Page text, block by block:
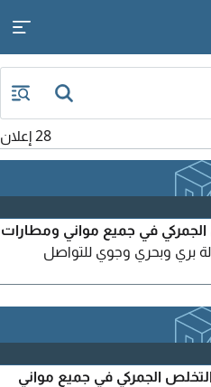
28 إعلان
في جميع مواني ومطارات
بري وبحري وجوي للتواصل
الجمركي في جميع مواني